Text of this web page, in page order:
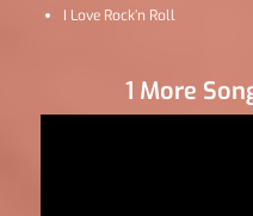
I Love Rock’n Roll
1 More